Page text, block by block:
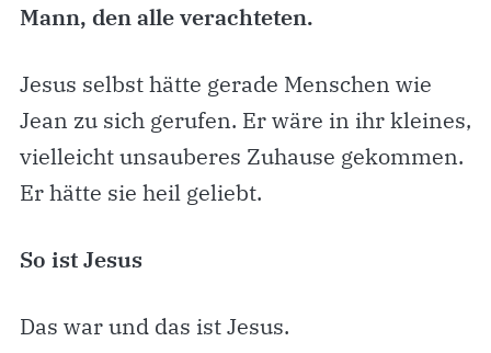
Mann, den alle verachteten.
Jesus selbst hätte gerade Menschen wie
Jean zu sich gerufen. Er wäre in ihr kleines,
vielleicht unsauberes Zuhause gekommen.
Er hätte sie heil geliebt.
So ist Jesus
Das war und das ist Jesus.